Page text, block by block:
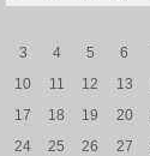
3
4 5 6
10
11 12 13
17
18 19 20
24
25 26 27